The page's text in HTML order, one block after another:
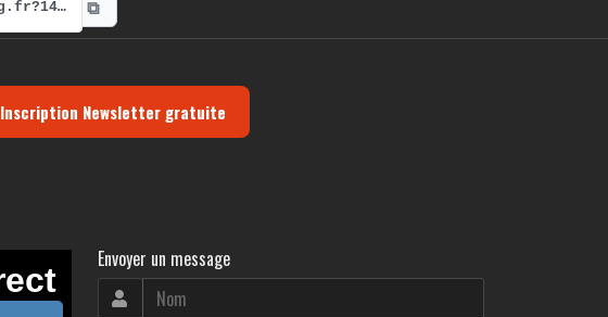
https://radio-g.fr?14622 ⧉
Inscription Newsletter gratuite
Envoyer un message